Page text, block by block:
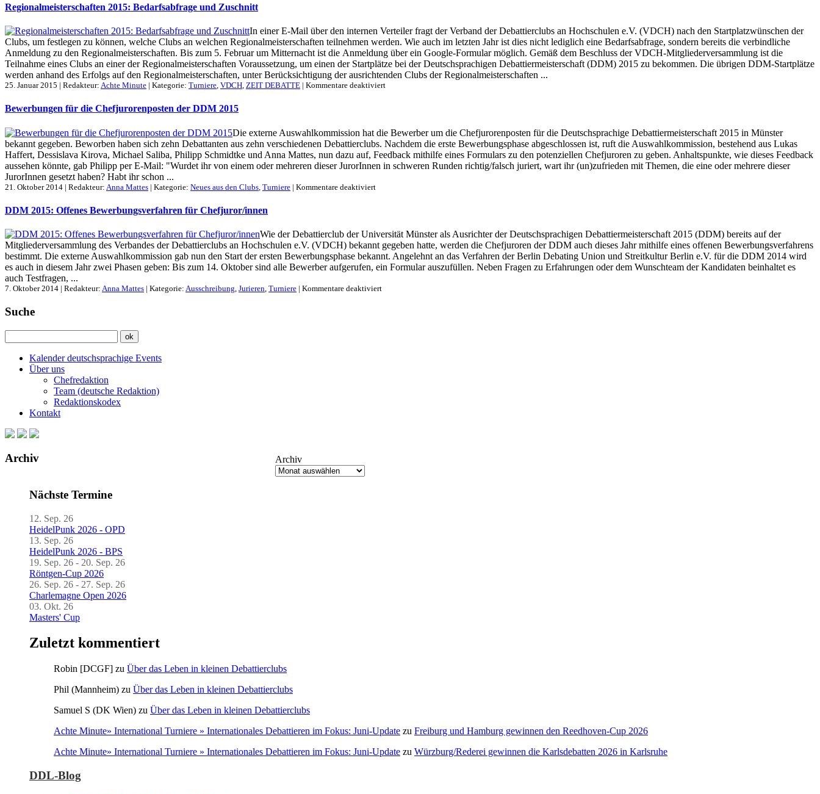
veröffentlicht
Regionalmeisterschaften 2015: Bedarfsabfrage und Zuschnitt
In einer E-Mail über den internen Verteiler fragt der Verband der Debattierclubs an Hochschulen e.V. (VDCH) nach den Startplatzwünschen der
Clubs, um festlegen zu können, welche Clubs an welchen Regionalmeisterschaften teilnehmen werden. Wie auch im letzten Jahr ist dies nicht lediglich eine Bedarfsabfrage, sondern bereits die verbindliche
Anmeldung zu den Regionalmeisterschaften. Bis zum 5. Februar um Mitternacht ist die Anmeldung über ein Google-Formular möglich. Gemäß dem Beschluss der VDCH-Mitgliederversammlung ist die
Teilnahme eines Clubs an einer der Regionalmeisterschaften Voraussetzung, um einen der Startplätze bei der Deutschsprachigen Debattiermeisterschaft (DDM) 2015 zu bekommen. Die übrigen DDM-Startplätze
werden anhand des Erfolgs auf den Regionalmeisterschaften, unter Berücksichtigung der ausrichtenden Clubs der Regionalmeisterschaften ...
25. Januar 2015 | Redakteur: Achte Minute | Kategorie: Turniere, VDCH, ZEIT DEBATTE | Kommentare deaktiviertfür
Zuschnitt
Bewerbungen für die Chefjurorenposten der DDM 2015
Die externe Auswahlkommission hat die Bewerber um die Chefjurorenposten für die Deutschsprachige Debattiermeisterschaft 2015 in Münster
bekannt gegeben. Beworben haben sich zehn Debattanten aus zehn verschiedenen Debattierclubs. Nachdem die erste Bewerbungsphase abgeschlossen ist, ruft die Auswahlkommission, bestehend aus Lukas
Haffert, Dessislava Kirova, Michael Saliba, Philipp Schmidtke und Anna Mattes, nun dazu auf, Feedback mithilfe eines Formulars zu den potenziellen Chefjuroren zu geben. Anhaltspunkte, wie dieses Feedback
aussehen könnte, gab Philipp per E-Mail: "Wurdet ihr von einem oder mehreren dieser JurorInnen in schweren Runden richtig/falsch juriert, wart ihr (un)zufrieden mit Themen, die eine oder mehrere dieser
JurorInnen gesetzt haben? Habt ihr schon ...
21. Oktober 2014 | Redakteur: Anna Mattes | Kategorie: Neues aus den Clubs Turniere | Kommentare deaktiviertfür
der
DDM
2015
DDM 2015: Offenes Bewerbungsverfahren für Chefjuror/innen
Wie der Debattierclub der Universität Münster als Ausrichter der Deutschsprachigen Debattiermeisterschaft 2015 (DDM) bereits auf der
Mitgliederversammlung des Verbandes der Debattierclubs an Hochschulen e.V. (VDCH) bekannt gegeben hatte, werden die Chefjuroren der DDM auch dieses Jahr mithilfe eines offenen Bewerbungsverfahrens
bestimmt. Die externe Auswahlkommission gab nun den Start der ersten Bewerbungsphase bekannt. Angelehnt an das Verfahren der Berlin Debating Union und Streitkultur Berlin e.V. für die DDM 2014 wird
es auch in diesem Jahr zwei Phasen geben: Bis zum 14. Oktober sind alle Bewerber aufgerufen, ein Formular auszufüllen. Neben Fragen zu Erfahrungen oder dem Wunschteam der Kandidaten beinhaltet es
auch Testfragen, ...
7. Oktober 2014 | Redakteur: Anna Mattes | Kategorie: Ausschreibung, Jurieren, Turniere | Kommentare deaktiviertfür
Suche
Kalender deutschsprachige Events
Über uns
Chefredaktion
Team (deutsche Redaktion)
Redaktionskodex
Kontakt
Archiv Archiv
Nächste Termine
12. Sep. 26
HeidelPunk 2026 - OPD
13. Sep. 26
HeidelPunk 2026 - BPS
19. Sep. 26 - 20. Sep. 26
Röntgen-Cup 2026
26. Sep. 26 - 27. Sep. 26
Charlemagne Open 2026
03. Okt. 26
Masters' Cup
Zuletzt kommentiert
Robin [DCGF] zu Über das Leben in kleinen Debattierclubs
Phil (Mannheim) zu Über das Leben in kleinen Debattierclubs
Samuel S (DK Wien) zu Über das Leben in kleinen Debattierclubs
Achte Minute» International Turniere » Internationales Debattieren im Fokus: Juni-Update zu Freiburg und Hamburg gewinnen den Reedhoven-Cup 2026
Achte Minute» International Turniere » Internationales Debattieren im Fokus: Juni-Update zu Würzburg/Rederei gewinnen die Karlsdebatten 2026 in Karlsruhe
DDL-Blog